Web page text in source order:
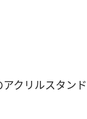
アクリルスタン